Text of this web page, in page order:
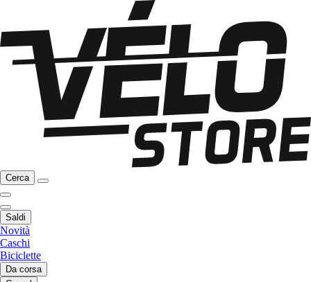
Cerca
Saldi
Novità
Caschi
Biciclette
Da corsa